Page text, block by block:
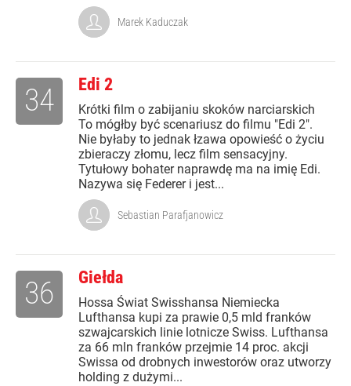
Marek Kaduczak
Edi 2
Krótki film o zabijaniu skoków narciarskich
To mógłby być scenariusz do filmu "Edi 2".
Nie byłaby to jednak łzawa opowieść o życiu
zbieraczy złomu, lecz film sensacyjny.
Tytułowy bohater naprawdę ma na imię Edi.
Nazywa się Federer i jest...
34
Sebastian Parafjanowicz
Giełda
Hossa Świat Swisshansa Niemiecka
Lufthansa kupi za prawie 0,5 mld franków
szwajcarskich linie lotnicze Swiss. Lufthansa
za 66 mln franków przejmie 14 proc. akcji
Swissa od drobnych inwestorów oraz utworzy
holding z dużymi...
36